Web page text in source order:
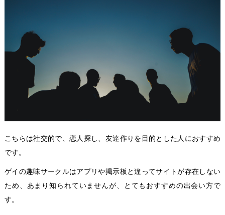
こちらは社交的で、恋人探し、友達作りを目的とした人におすすめ
です。
ゲイの趣味サークルはアプリや掲示板と違ってサイトが存在しない
ため、あまり知られていませんが、とてもおすすめの出会い方で
す。